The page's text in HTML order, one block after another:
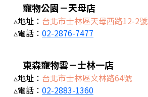
寵物公園－天母店
▵地址： 台北市士林區天母西路12-2號
▵電話： 02-2876-7477
東森寵物雲－士林一店
▵地址： 台北市士林區文林路64號
▵電話： 02-2883-1360